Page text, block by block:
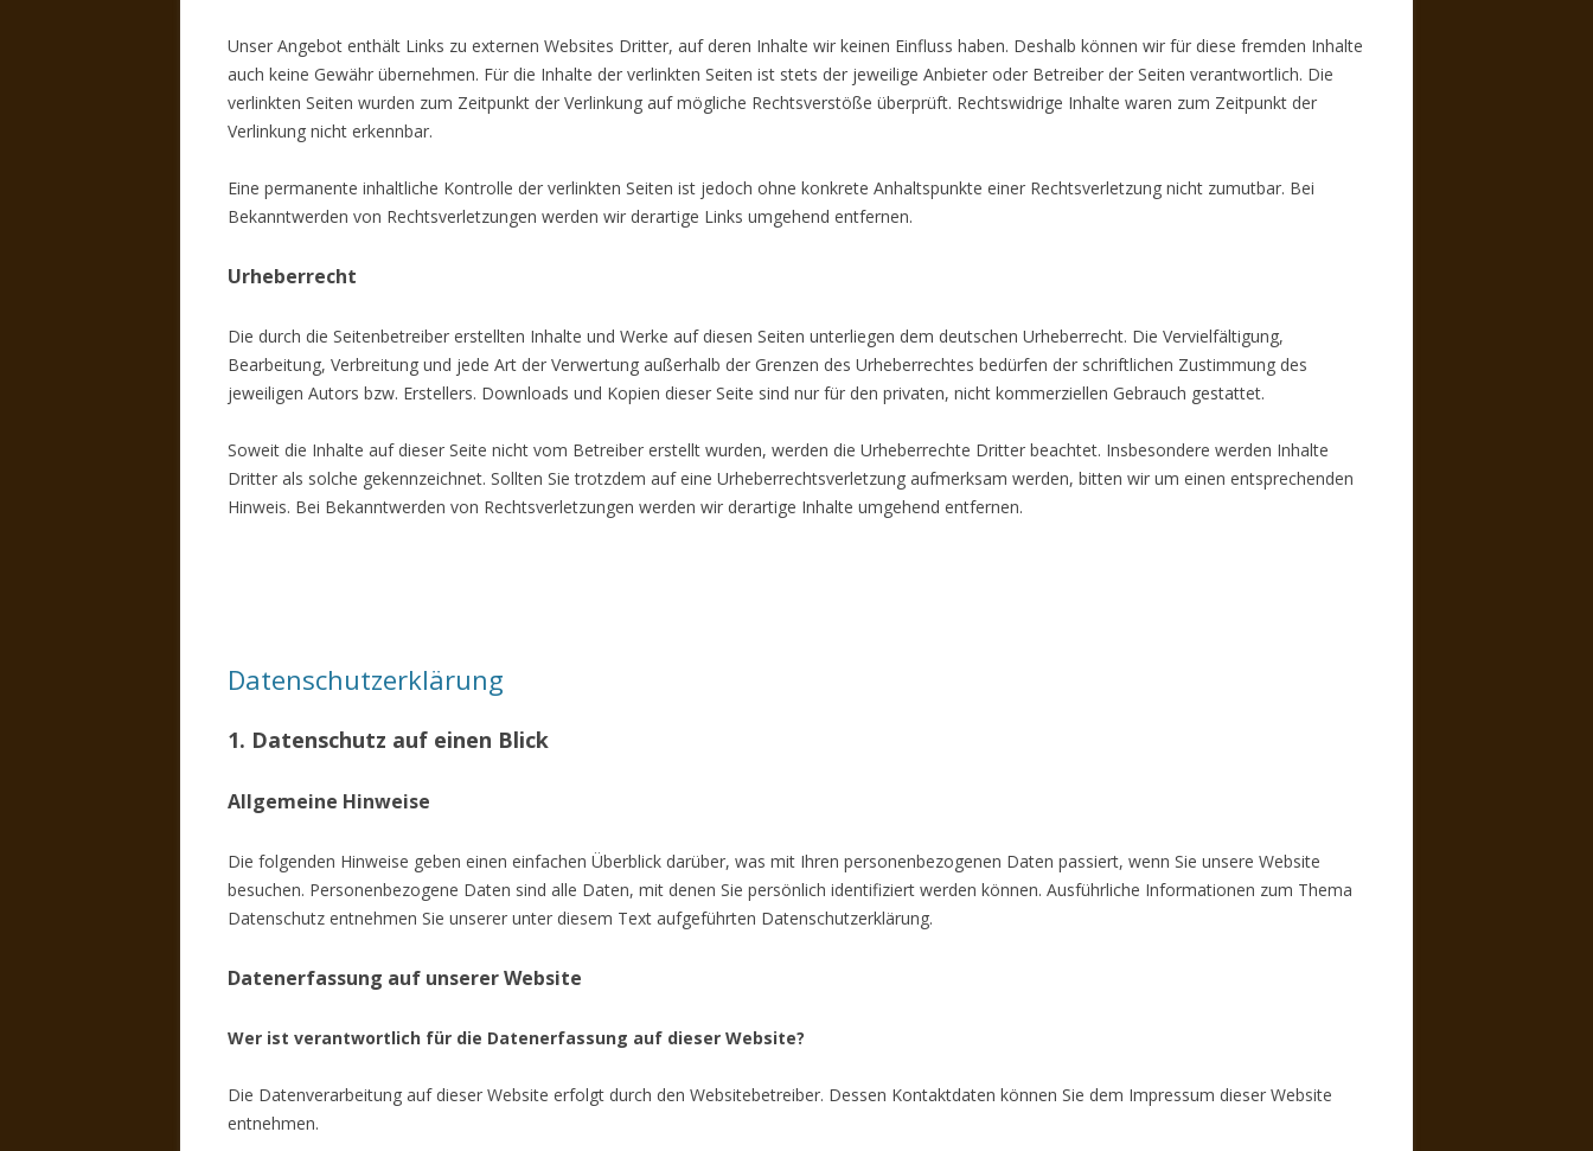
Unser Angebot enthält Links zu externen Websites Dritter, auf deren Inhalte wir keinen Einfluss haben. Deshalb können wir für diese fremden Inhalte
auch keine Gewähr übernehmen. Für die Inhalte der verlinkten Seiten ist stets der jeweilige Anbieter oder Betreiber der Seiten verantwortlich. Die
verlinkten Seiten wurden zum Zeitpunkt der Verlinkung auf mögliche Rechtsverstöße überprüft. Rechtswidrige Inhalte waren zum Zeitpunkt der
Verlinkung nicht erkennbar.
Eine permanente inhaltliche Kontrolle der verlinkten Seiten ist jedoch ohne konkrete Anhaltspunkte einer Rechtsverletzung nicht zumutbar. Bei
Bekanntwerden von Rechtsverletzungen werden wir derartige Links umgehend entfernen.
Urheberrecht
Die durch die Seitenbetreiber erstellten Inhalte und Werke auf diesen Seiten unterliegen dem deutschen Urheberrecht. Die Vervielfältigung,
Bearbeitung, Verbreitung und jede Art der Verwertung außerhalb der Grenzen des Urheberrechtes bedürfen der schriftlichen Zustimmung des
jeweiligen Autors bzw. Erstellers. Downloads und Kopien dieser Seite sind nur für den privaten, nicht kommerziellen Gebrauch gestattet.
Soweit die Inhalte auf dieser Seite nicht vom Betreiber erstellt wurden, werden die Urheberrechte Dritter beachtet. Insbesondere werden Inhalte
Dritter als solche gekennzeichnet. Sollten Sie trotzdem auf eine Urheberrechtsverletzung aufmerksam werden, bitten wir um einen entsprechenden
Hinweis. Bei Bekanntwerden von Rechtsverletzungen werden wir derartige Inhalte umgehend entfernen.
Datenschutzerklärung
1. Datenschutz auf einen Blick
Allgemeine Hinweise
Die folgenden Hinweise geben einen einfachen Überblick darüber, was mit Ihren personenbezogenen Daten passiert, wenn Sie unsere Website
besuchen. Personenbezogene Daten sind alle Daten, mit denen Sie persönlich identifiziert werden können. Ausführliche Informationen zum Thema
Datenschutz entnehmen Sie unserer unter diesem Text aufgeführten Datenschutzerklärung.
Datenerfassung auf unserer Website
Wer ist verantwortlich für die Datenerfassung auf dieser Website?
Die Datenverarbeitung auf dieser Website erfolgt durch den Websitebetreiber. Dessen Kontaktdaten können Sie dem Impressum dieser Website
entnehmen.